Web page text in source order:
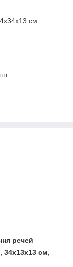
см
речей
34х13х13 см,